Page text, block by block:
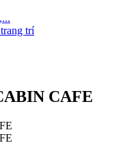
trí
CAFE